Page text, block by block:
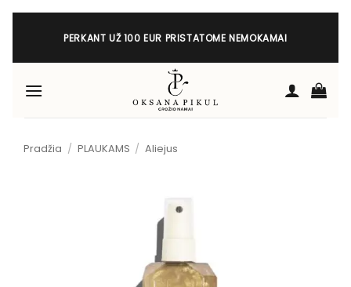
Skip
PERKANT UŽ 100 EUR PRISTATOME NEMOKAMAI
Pradžia / PLAUKAMS / Aliejus